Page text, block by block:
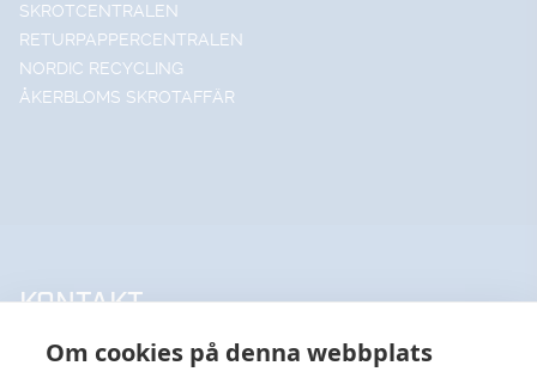
Om cookies på denna webbplats
SKROTCENTRALEN
RETURPAPPERCENTRALEN
NORDIC RECYCLING
ÅKERBLOMS SKROTAFFÄR
KONTAKT
UPPSALA HANDELSSTÅL AB